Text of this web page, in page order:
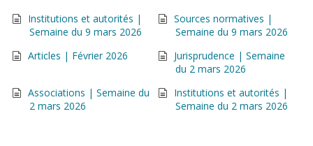
Institutions et autorités |
Semaine du 9 mars 2026
Sources normatives |
Semaine du 9 mars 2026
Articles | Février 2026
Jurisprudence | Semaine
du 2 mars 2026
Associations | Semaine du
2 mars 2026
Institutions et autorités |
Semaine du 2 mars 2026